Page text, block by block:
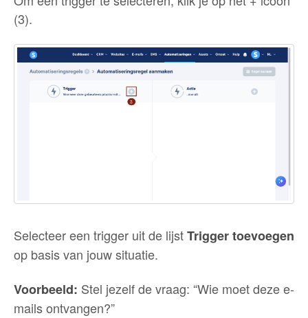
(3).
Selecteer een trigger uit de lijstTrigger toevoegen
op basis van jouw situatie.
Voorbeeld: Stel jezelf de vraag: “Wie moet deze e-
mails ontvangen?”